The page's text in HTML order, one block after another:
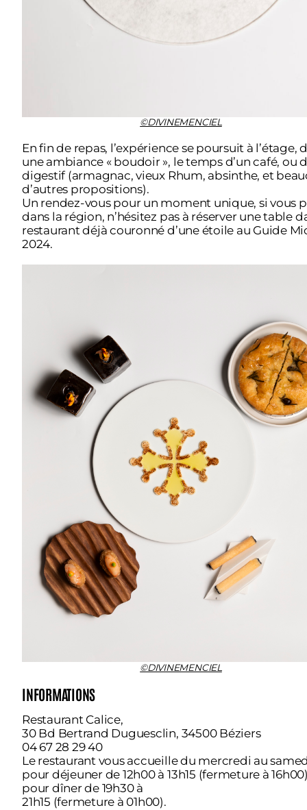
©DIVINEMENCIEL
En fin de repas, l’expérience se poursuit à l’étage,
une ambiance « boudoir », le temps d’un café, ou
digestif (armagnac, vieux Rhum, absinthe, et
d’autres propositions).
Un rendez-vous pour un moment unique, si vous
dans la région, n’hésitez pas à réserver une table
restaurant déjà couronné d’une étoile au Guide
2024.
©DIVINEMENCIEL
INFORMATIONS
Restaurant Calice,
30 Bd Bertrand Duguesclin, 34500 Béziers
04 67 28 29 40
Le restaurant vous accueille du mercredi au
pour déjeuner de 12h00 à 13h15 (fermeture à
pour dîner de 19h30 à
21h15 (fermeture à 01h00).